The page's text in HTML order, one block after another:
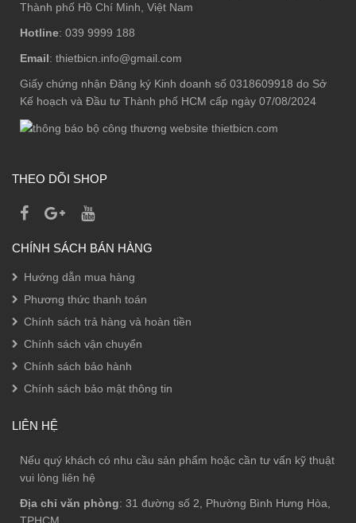
Thành phố Hồ Chí Minh, Việt Nam
Hotline: 039 9999 188
Email: thietbicn.info@gmail.com
Giấy chứng nhận Đăng ký Kinh doanh số 0318609918 do Sở
Kế hoạch và Đầu tư Thành phố HCM cấp ngày 07/08/2024
THEO DÕI SHOP
CHÍNH SÁCH BÁN HÀNG
Hướng dẫn mua hàng
Phương thức thanh toán
Chính sách trả hàng và hoàn tiền
Chính sách vận chuyển
Chính sách bảo hành
Chính sách bảo mật thông tin
LIÊN HỆ
Nếu quý khách có nhu cầu sản phẩm hoặc cần tư vấn kỹ thuật
vui lòng liên hệ
Địa chỉ văn phòng: 31 đường số 2, Phường Bình Hưng Hòa,
TPHCM